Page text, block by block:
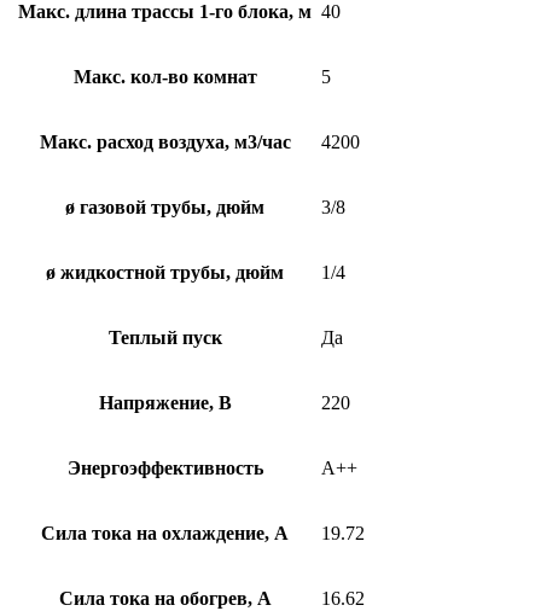
Макс. длина трассы 1-го блока, м 40
Макс. кол-во комнат 5
Макс. расход воздуха, м3/час 4200
ø газовой трубы, дюйм 3/8
ø жидкостной трубы, дюйм 1/4
Теплый пуск Да
Напряжение, В 220
Энергоэффективность A++
Сила тока на охлаждение, А 19.72
Сила тока на обогрев, А 16.62